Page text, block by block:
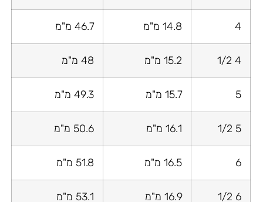
4 14.8 מ"מ 46.7 מ"מ
4 1/2 15.2 מ"מ 48 מ"מ
5 15.7 מ"מ 49.3 מ"מ
5 1/2 16.1 מ"מ 50.6 מ"מ
6 16.5 מ"מ 51.8 מ"מ
6 1/2 16.9 מ"מ 53.1 מ"מ